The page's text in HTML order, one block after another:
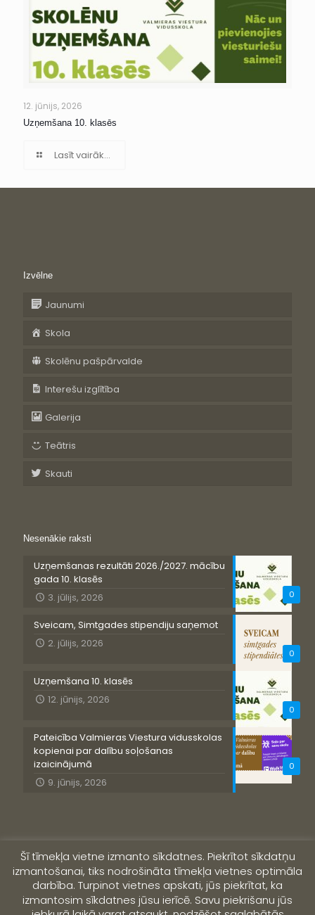
12. jūnijs, 2026
Uzņemšana 10. klasēs
Lasīt vairāk...
Izvēlne
Jaunumi
Skola
Skolēnu pašpārvalde
Interešu izglītība
Galerija
Teātris
Skauti
Nesenākie raksti
0
Uzņemšanas rezultāti 2026./2027. mācību
gada 10. klasēs
3. jūlijs, 2026
0
Sveicam, Simtgades stipendiju saņemot
2. jūlijs, 2026
0
Uzņemšana 10. klasēs
12. jūnijs, 2026
0
Pateicība Valmieras Viestura vidusskolas
kopienai par dalību soļošanas
izaicinājumā
9. jūnijs, 2026
Šī tīmekļa vietne izmanto sīkdatnes. Piekrītot sīkdatņu
izmantošanai, tiks nodrošināta tīmekļa vietnes optimāla
darbība. Turpinot vietnes apskati, jūs piekrītat, ka
izmantosim sīkdatnes jūsu ierīcē. Savu piekrišanu jūs